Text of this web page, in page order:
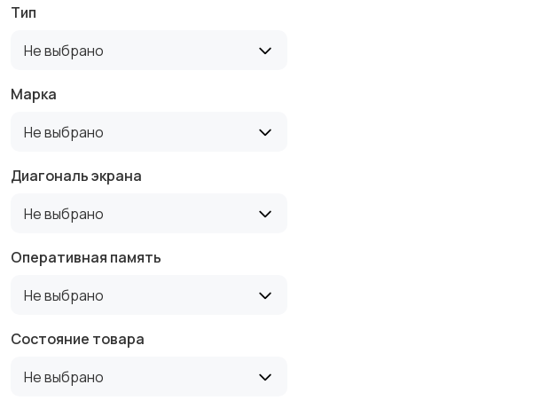
Тип
Не выбрано
Марка
Не выбрано
Диагональ экрана
Не выбрано
Оперативная память
Не выбрано
Состояние товара
Не выбрано